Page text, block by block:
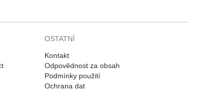
OSTATNÍ
Kontakt
Odpovědnost za obsah
Podmínky použití
Ochrana dat